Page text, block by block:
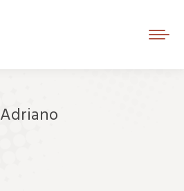
Adriano